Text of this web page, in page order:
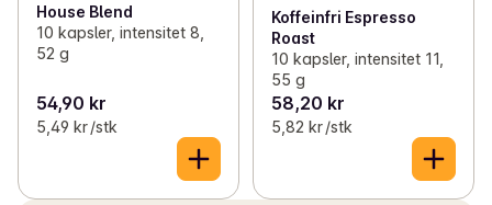
House Blend
10 kapsler, intensitet 8,
52 g
54,90 kr
5,49 kr /stk
Koffeinfri Espresso
Roast
10 kapsler, intensitet 11,
55 g
58,20 kr
5,82 kr /stk